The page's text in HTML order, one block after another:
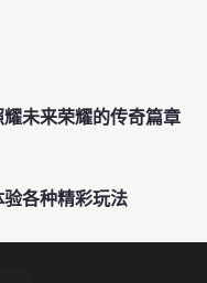
未来荣耀的传奇篇章
各种精彩玩法